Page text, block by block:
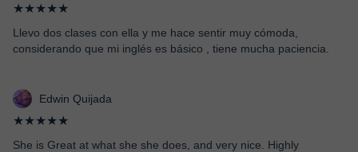
★★★★★
Llevo dos clases con ella y me hace sentir muy cómoda,
considerando que mi inglés es básico , tiene mucha paciencia.
Edwin Quijada
★★★★★
She is Great at what she she does, and very nice. Highly